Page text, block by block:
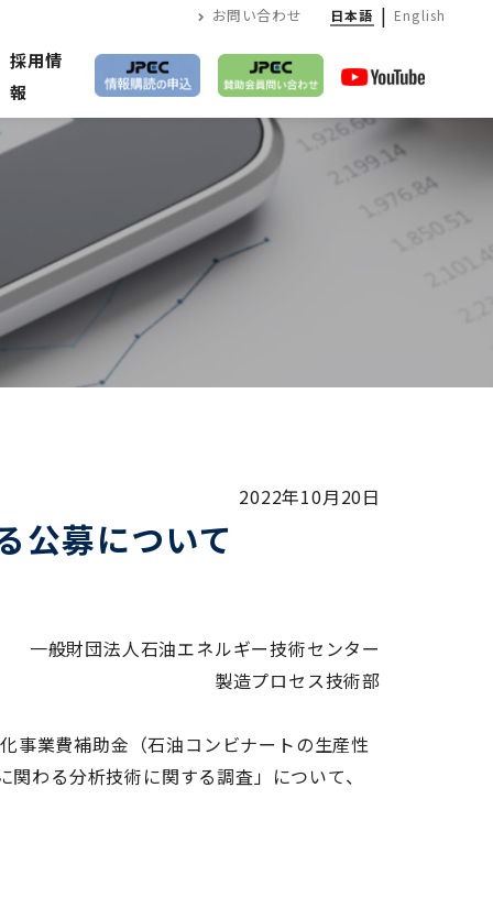
お問い合わせ 日本語 | English
採用情
報
2022年10月20日
公募について
一般財団法人石油エネルギー技術センター
製造プロセス技術部
事業費補助金（石油コンビナートの生産性
わる分析技術に関する調査」について、